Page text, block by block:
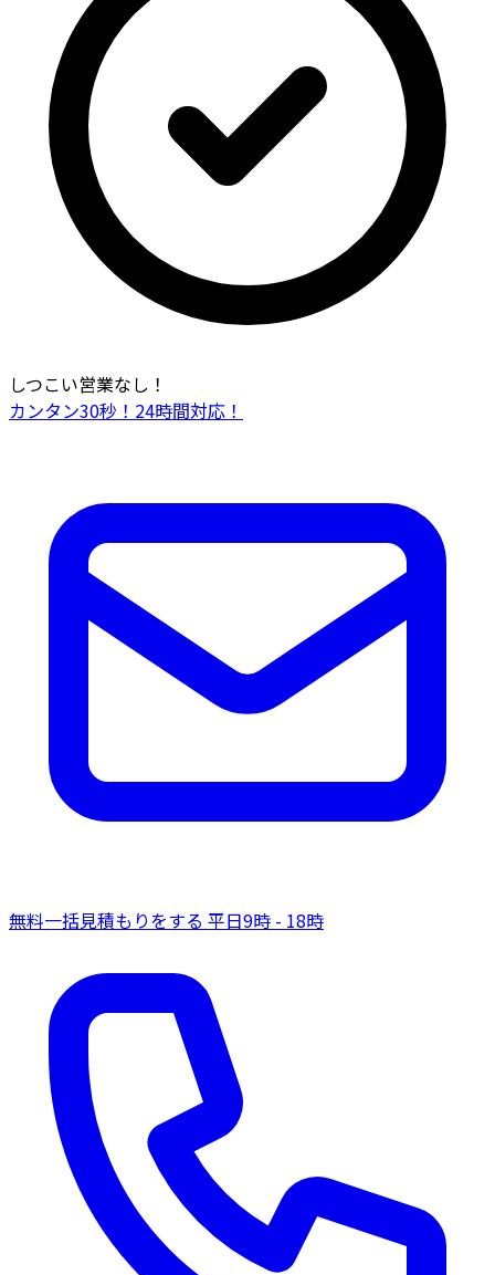
しつこい営業なし！
カンタン30秒！24時間対応！
無料一括見積もりをする 平日9時 - 18時